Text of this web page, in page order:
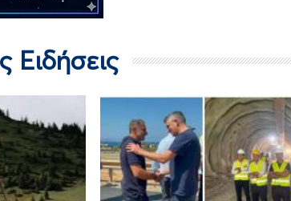
Ειδήσεις